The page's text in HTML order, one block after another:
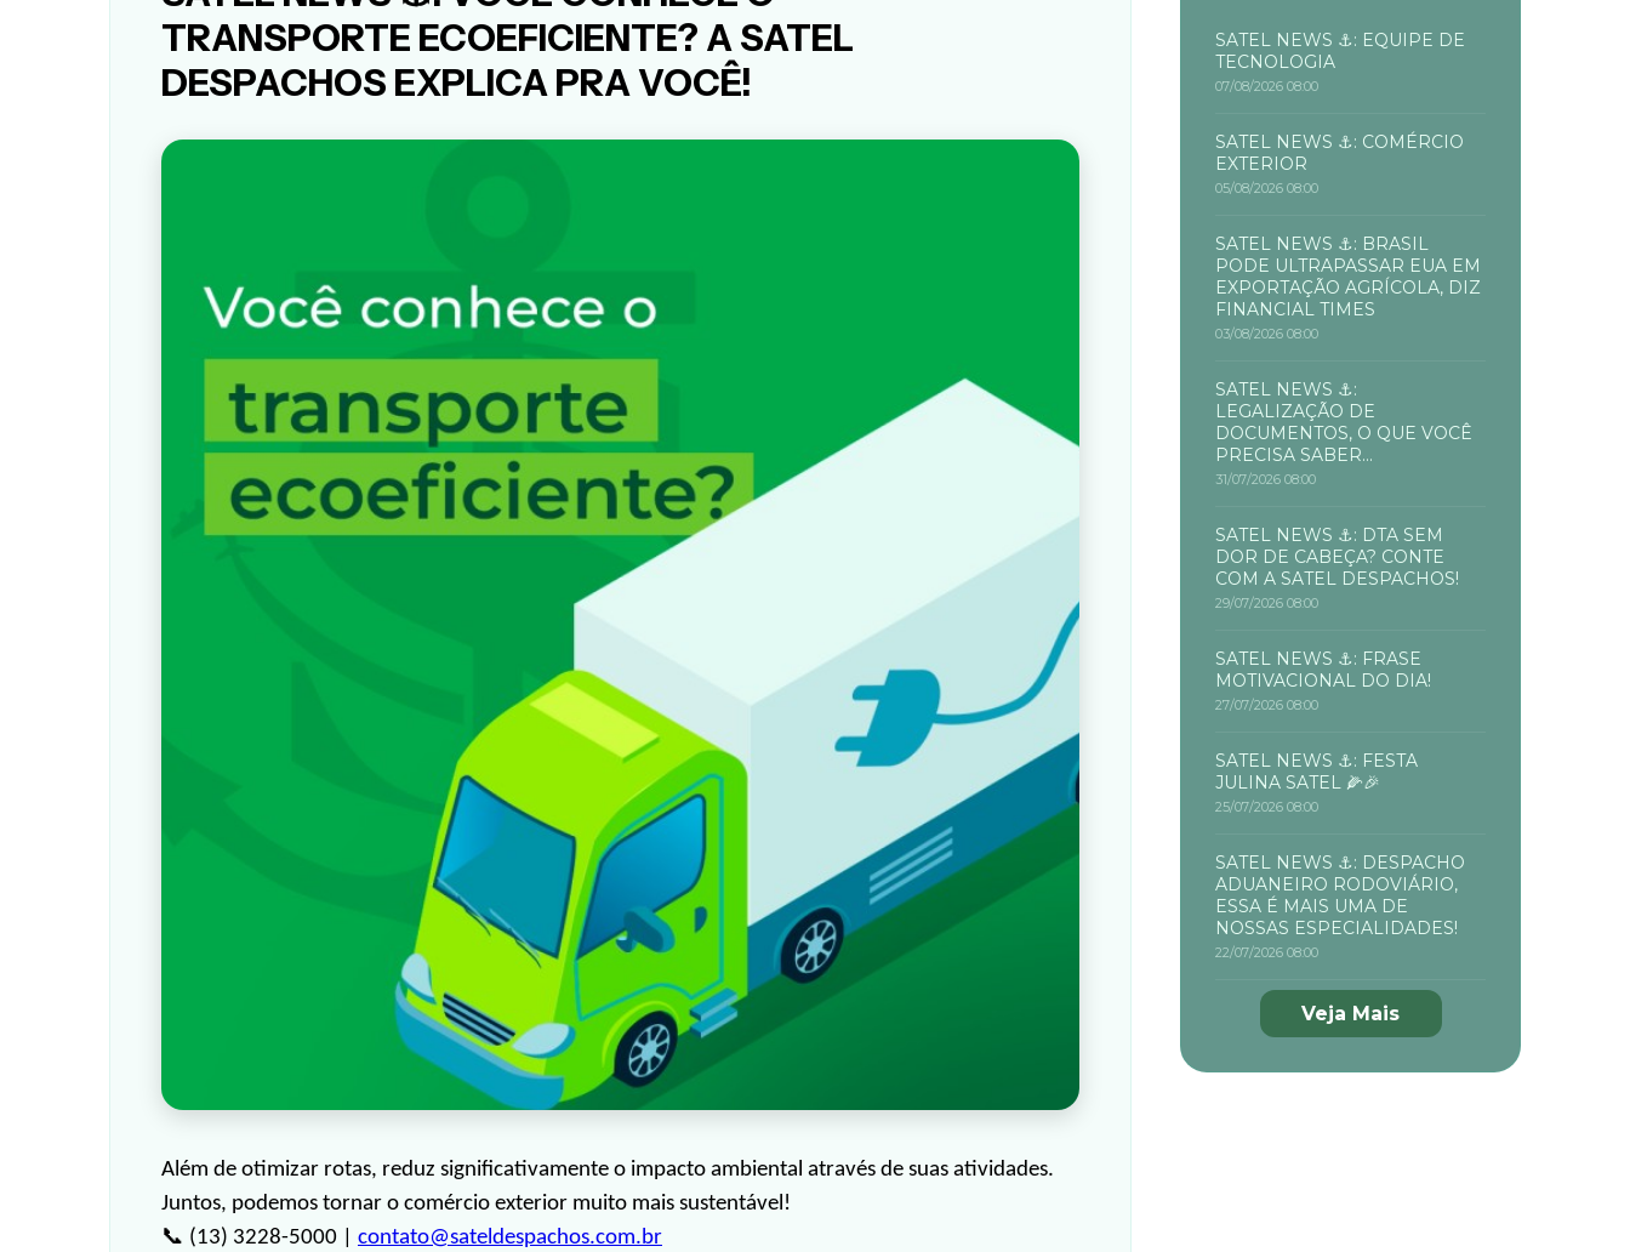
TRANSPORTE ECOEFICIENTE? A SATEL
DESPACHOS EXPLICA PRA VOCÊ!
Além de otimizar rotas, reduz significativamente o impacto ambiental através de suas atividades.
Juntos, podemos tornar o comércio exterior muito mais sustentável!
📞 (13) 3228-5000 | contato@sateldespachos.com.br
SATEL NEWS ⚓: EQUIPE DE
TECNOLOGIA
07/08/2026 08:00
SATEL NEWS ⚓: COMÉRCIO
EXTERIOR
05/08/2026 08:00
SATEL NEWS ⚓: BRASIL
PODE ULTRAPASSAR EUA EM
EXPORTAÇÃO AGRÍCOLA, DIZ
FINANCIAL TIMES
03/08/2026 08:00
SATEL NEWS ⚓:
LEGALIZAÇÃO DE
DOCUMENTOS, O QUE VOCÊ
PRECISA SABER...
31/07/2026 08:00
SATEL NEWS ⚓: DTA SEM
DOR DE CABEÇA? CONTE
COM A SATEL DESPACHOS!
29/07/2026 08:00
SATEL NEWS ⚓: FRASE
MOTIVACIONAL DO DIA!
27/07/2026 08:00
SATEL NEWS ⚓: FESTA
JULINA SATEL 🌽🎉
25/07/2026 08:00
SATEL NEWS ⚓: DESPACHO
ADUANEIRO RODOVIÁRIO,
ESSA É MAIS UMA DE
NOSSAS ESPECIALIDADES!
22/07/2026 08:00
Veja Mais